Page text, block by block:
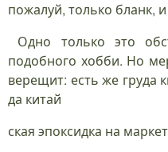
пожалуй, только бланк,
Одно только это
подобного хобби. Но
верещит: есть же груда
да китай
ская эпоксидка на